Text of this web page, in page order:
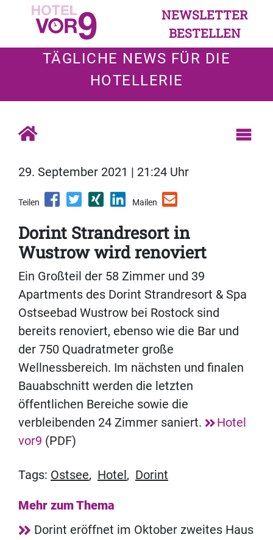
NEWSLETTER
BESTELLEN
TÄGLICHE NEWS FÜR DIE
HOTELLERIE
29. September 2021 | 21:24 Uhr
Teilen Mailen
Dorint Strandresort in
Wustrow wird renoviert
Ein Großteil der 58 Zimmer und 39
Apartments des Dorint Strandresort & Spa
Ostseebad Wustrow bei Rostock sind
bereits renoviert, ebenso wie die Bar und
der 750 Quadratmeter große
Wellnessbereich. Im nächsten und finalen
Bauabschnitt werden die letzten
öffentlichen Bereiche sowie die
verbleibenden 24 Zimmer saniert.
Hotel
vor9 (PDF)
Tags: Ostsee, Hotel , Dorint
Mehr zum Thema
Dorint eröffnet im Oktober zweites Haus